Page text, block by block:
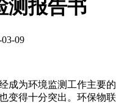
测报告书
09
成为环境监测工作主要的
变得十分突出。环保物联